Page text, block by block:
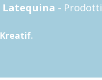
Latequina -
Kreatif.